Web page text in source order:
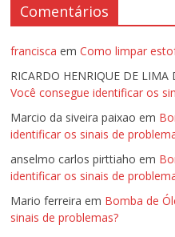
Comentários
francisca emComo limpar
RICARDO HENRIQUE DE LIMA
Você consegue identificar os
Marcio da siveira paixao em
identificar os sinais de
anselmo carlos pirttiaho em
identificar os sinais de
Mario ferreira em Bomba de
sinais de problemas?